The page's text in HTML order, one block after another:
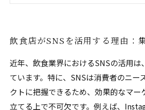
SNSマーケティングの未来とそ
飲食業界のSNS活用法まとめ：
ウとは？
飲食店がSNSを活用する理由：
近年、飲食業界におけるSNSの活用は
ています。特に、SNSは消費者のニー
クトに把握できるため、効果的なマー
立てる上で不可欠です。例えば、